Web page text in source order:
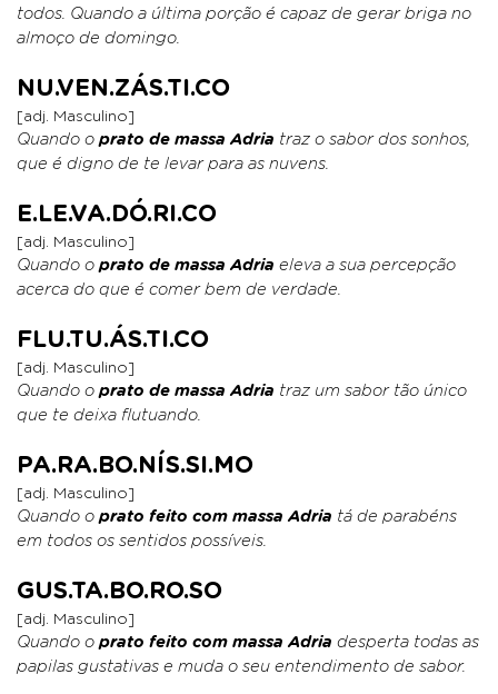
todos. Quando a última porção é capaz de gerar briga no
almoço de domingo.
NU.VEN.ZÁS.TI.CO
[adj. Masculino]
Quando o prato de massa Adria traz o sabor dos sonhos,
que é digno de te levar para as nuvens.
E.LE.VA.DÓ.RI.CO
[adj. Masculino]
Quando o prato de massa Adria eleva a sua percepção
acerca do que é comer bem de verdade.
FLU.TU.ÁS.TI.CO
[adj. Masculino]
Quando o prato de massa Adria traz um sabor tão único
que te deixa flutuando.
PA.RA.BO.NÍS.SI.MO
[adj. Masculino]
Quando o prato feito com massa Adria tá de parabéns
em todos os sentidos possíveis.
GUS.TA.BO.RO.SO
[adj. Masculino]
Quando o prato feito com massa Adria desperta todas as
papilas gustativas e muda o seu entendimento de sabor.